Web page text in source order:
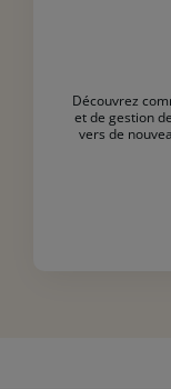
Découvrez
et de gestion
vers de